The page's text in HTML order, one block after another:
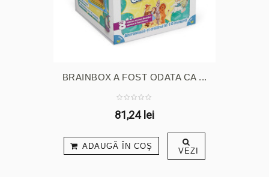
BRAINBOX A FOST ODATA CA ...
81,24 lei
ADAUGĂ ÎN COŞ VEZI